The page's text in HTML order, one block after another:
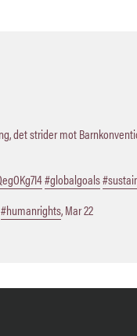
det strider mot
#globalgoals
#humanrights,Mar 22